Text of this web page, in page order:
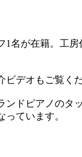
1名が在籍。工
ビデオもご覧く
ンドピアノのタ
ています。